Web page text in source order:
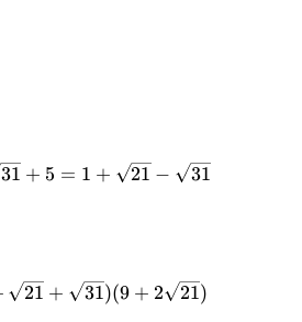
31 + 5 = 1 + 21 − 31
21 + 31)(9 + 2 21)